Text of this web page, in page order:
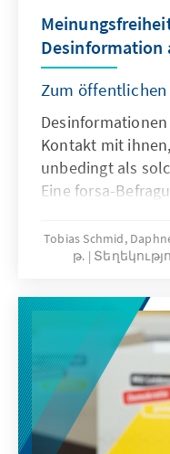
Desinformation
Zum
Kontakt mit
unbedingt als
Eine forsa-
Nutzer­innen und
Jahren bereits
reden wir, wenn
oder Fake News
Demokratie
als instabil
bedarf es eines
sie und den für
Tobias Schmid,
թ.